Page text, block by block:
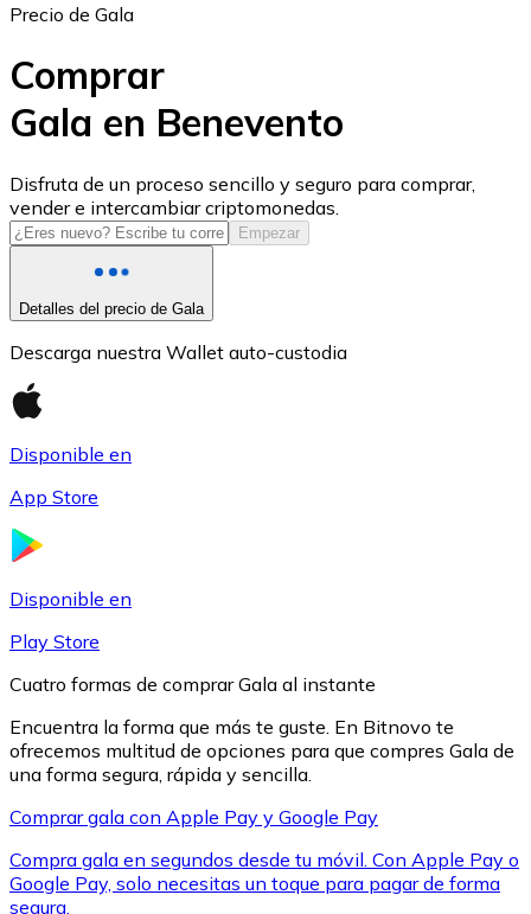
USD Coin
USDC
XRP
Precio de Gala
Comprar
Gala en Benevento
Disfruta de un proceso sencillo y seguro para comprar,
vender e intercambiar criptomonedas.
Empezar
Detalles del precio de Gala
Descarga nuestra Wallet auto-custodia
Disponible en
App Store
Disponible en
Play Store
Cuatro formas de comprar Gala al instante
Encuentra la forma que más te guste. En Bitnovo te
ofrecemos multitud de opciones para que compres Gala de
una forma segura, rápida y sencilla.
Comprar gala con Apple Pay y Google Pay
Compra gala en segundos desde tu móvil. Con Apple Pay o
Google Pay, solo necesitas un toque para pagar de forma
segura.